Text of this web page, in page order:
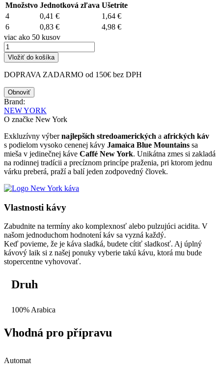
Množstvo Jednotková zľava Ušetríte
4
0,41 €
1,64 €
6
0,83 €
4,98 €
viac ako 50 kusov
Vložiť do košíka
DOPRAVA ZADARMO od 150€ bez DPH
Brand:
NEW YORK
O značke New York
Exkluzívny výbernajlepších stredoamerických a afrických káv
s podielom vysoko cenenej kávy Jamaica Blue Mountains sa
mieša v jedinečnej káve Caffé New York. Unikátna zmes si zakladá
na rodinnej tradícii a precíznom princípe praženia, pri ktorom jednu
várku preberá, praží a balí jeden zodpovedný človek.
Vlastnosti kávy
Zabudnite na termíny ako komplexnosť alebo pulzujúci acidita. V
našom jednoduchom hodnotení káv sa vyzná každý.
Keď povieme, že je káva sladká, budete cítiť sladkosť. Aj úplný
kávový laik si z našej ponuky vyberie takú kávu, ktorá mu bude
stopercentne vyhovovať.
Druh
100% Arabica
Vhodná pro přípravu
Automat